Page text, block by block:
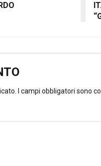
I campi obbligatori sono